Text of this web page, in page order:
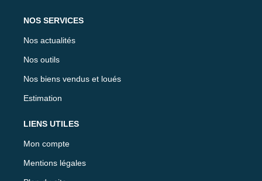
NOS SERVICES
Nos actualités
Nos outils
Nos biens vendus et loués
Estimation
LIENS UTILES
Mon compte
Mentions légales